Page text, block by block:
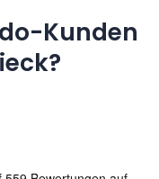
Kunden